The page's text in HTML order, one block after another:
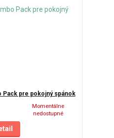
Pack pre pokojný spánok
Momentálne
nedostupné